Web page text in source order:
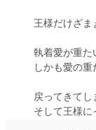
王様だけざ
執着愛が重た
しかも愛の
戻ってきてし
そして王様に